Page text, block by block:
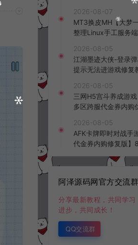
+管理后台+GM授权
客户端+详细搭建教
2026-08-07
MT3换皮MH【大梦
整理Linux手工服务
频教程
2026-08-05
江湖墨迹大侠-登录
提示无法进游戏修复
2026-08-05
三网H5宫斗养成游
多区跨服代金券内购
台+全资源安卓+详细
教程
2026-08-05
AFK卡牌即时对战手
代金券内购修复版】
K授权后台+安卓苹
阿泽源码网官方交流群
分享最新教程，共同学习
进步，共同成长！
QQ交流群